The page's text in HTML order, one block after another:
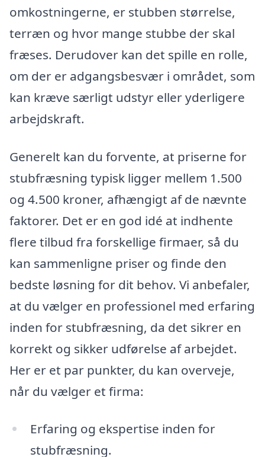
omkostningerne, er stubben størrelse,
terræn og hvor mange stubbe der skal
fræses. Derudover kan det spille en rolle,
om der er adgangsbesvær i området, som
kan kræve særligt udstyr eller yderligere
arbejdskraft.
Generelt kan du forvente, at priserne for
stubfræsning typisk ligger mellem 1.500
og 4.500 kroner, afhængigt af de nævnte
faktorer. Det er en god idé at indhente
flere tilbud fra forskellige firmaer, så du
kan sammenligne priser og finde den
bedste løsning for dit behov. Vi anbefaler,
at du vælger en professionel med erfaring
inden for stubfræsning, da det sikrer en
korrekt og sikker udførelse af arbejdet.
Her er et par punkter, du kan overveje,
når du vælger et firma:
Erfaring og ekspertise inden for
stubfræsning.